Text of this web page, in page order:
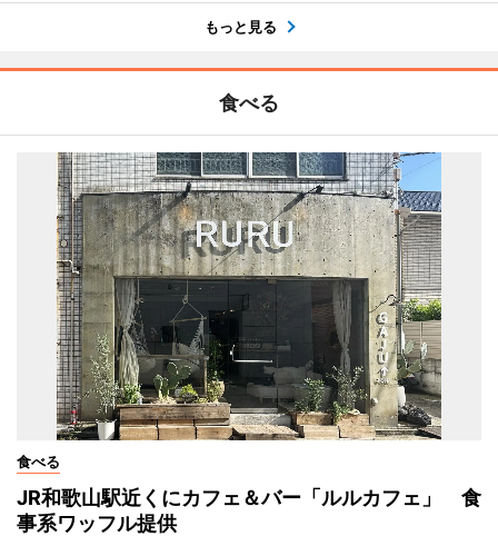
もっと見る
食べる
食べる
JR和歌山駅近くにカフェ＆バー「ルルカフェ」 食
事系ワッフル提供